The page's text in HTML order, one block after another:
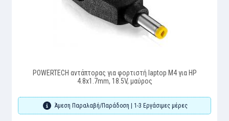
POWERTECH αντάπτορας για φορτιστή laptop M4 για HP
4.8x1.7mm, 18.5V, μαύρος
Άμεση Παραλαβή/Παράδοση | 1-3 Εργάσιμες μέρες